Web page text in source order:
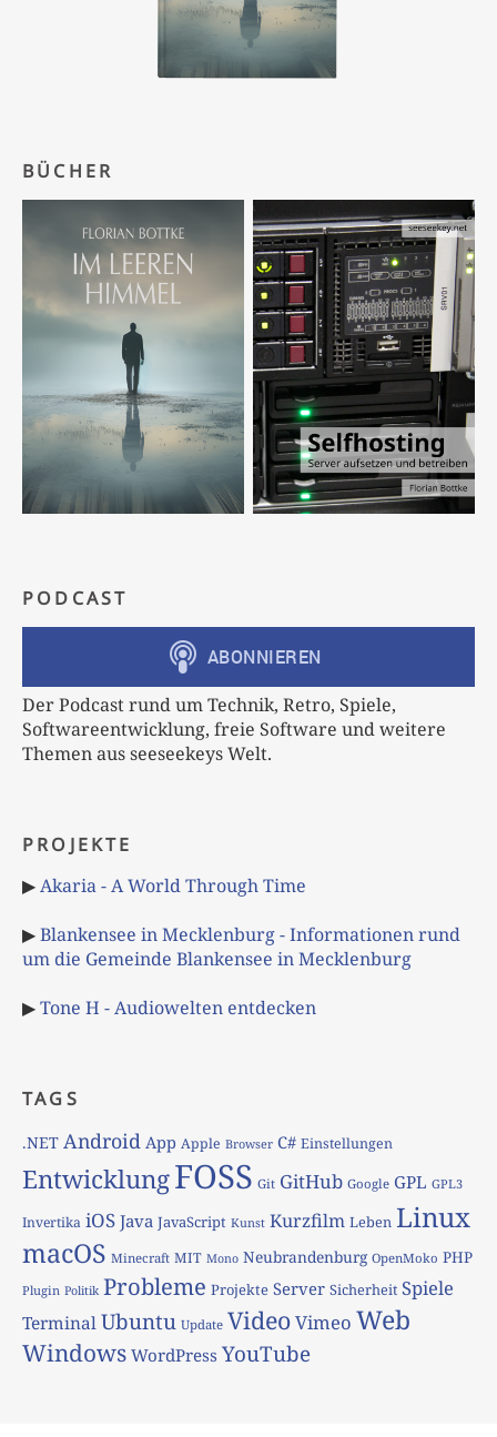
BÜCHER
PODCAST
Der Podcast rund um Technik, Retro, Spiele,
Softwareentwicklung, freie Software und weitere
Themen aus seeseekeys Welt.
PROJEKTE
▶Akaria - A World Through Time
▶Blankensee in Mecklenburg - Informationen rund
um die Gemeinde Blankensee in Mecklenburg
▶Tone H - Audiowelten entdecken
TAGS
.NET Android App Apple Browser C# Einstellungen
EntwicklungFOSS Git GitHub Google GPL GPL3
Invertika iOS Java JavaScript Kunst Kurzfilm Leben Linux
macOS Minecraft MIT Mono Neubrandenburg OpenMoko PHP
Plugin Politik Probleme Projekte Server Sicherheit Spiele
TerminalUbuntu Update VideoVimeo Web
Windows WordPress YouTube